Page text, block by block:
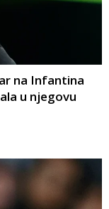
na Infantina
u njegovu